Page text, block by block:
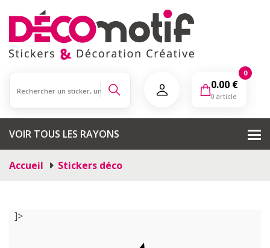
0
0.00 €
0 article
VOIR TOUS LES RAYONS
Accueil Stickers déco
]>